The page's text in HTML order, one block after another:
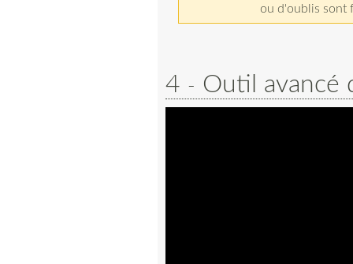
ou d'oublis sont
4 Outil avancé